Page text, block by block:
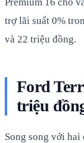
trợ lãi suất 0%
và 22 triệu đồng.
Ford
triệu
Song song với